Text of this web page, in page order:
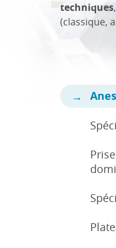
techniques
(classique,